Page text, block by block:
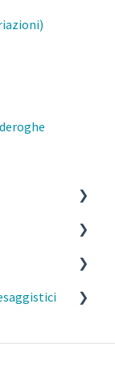
degli edifici